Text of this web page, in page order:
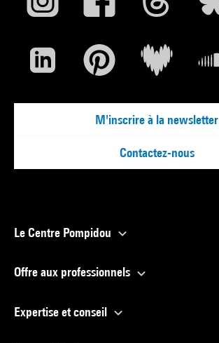
M'inscrire à la newsletter
Contactez-nous
Le Centre Pompidou
Offre aux professionnels
Expertise et conseil